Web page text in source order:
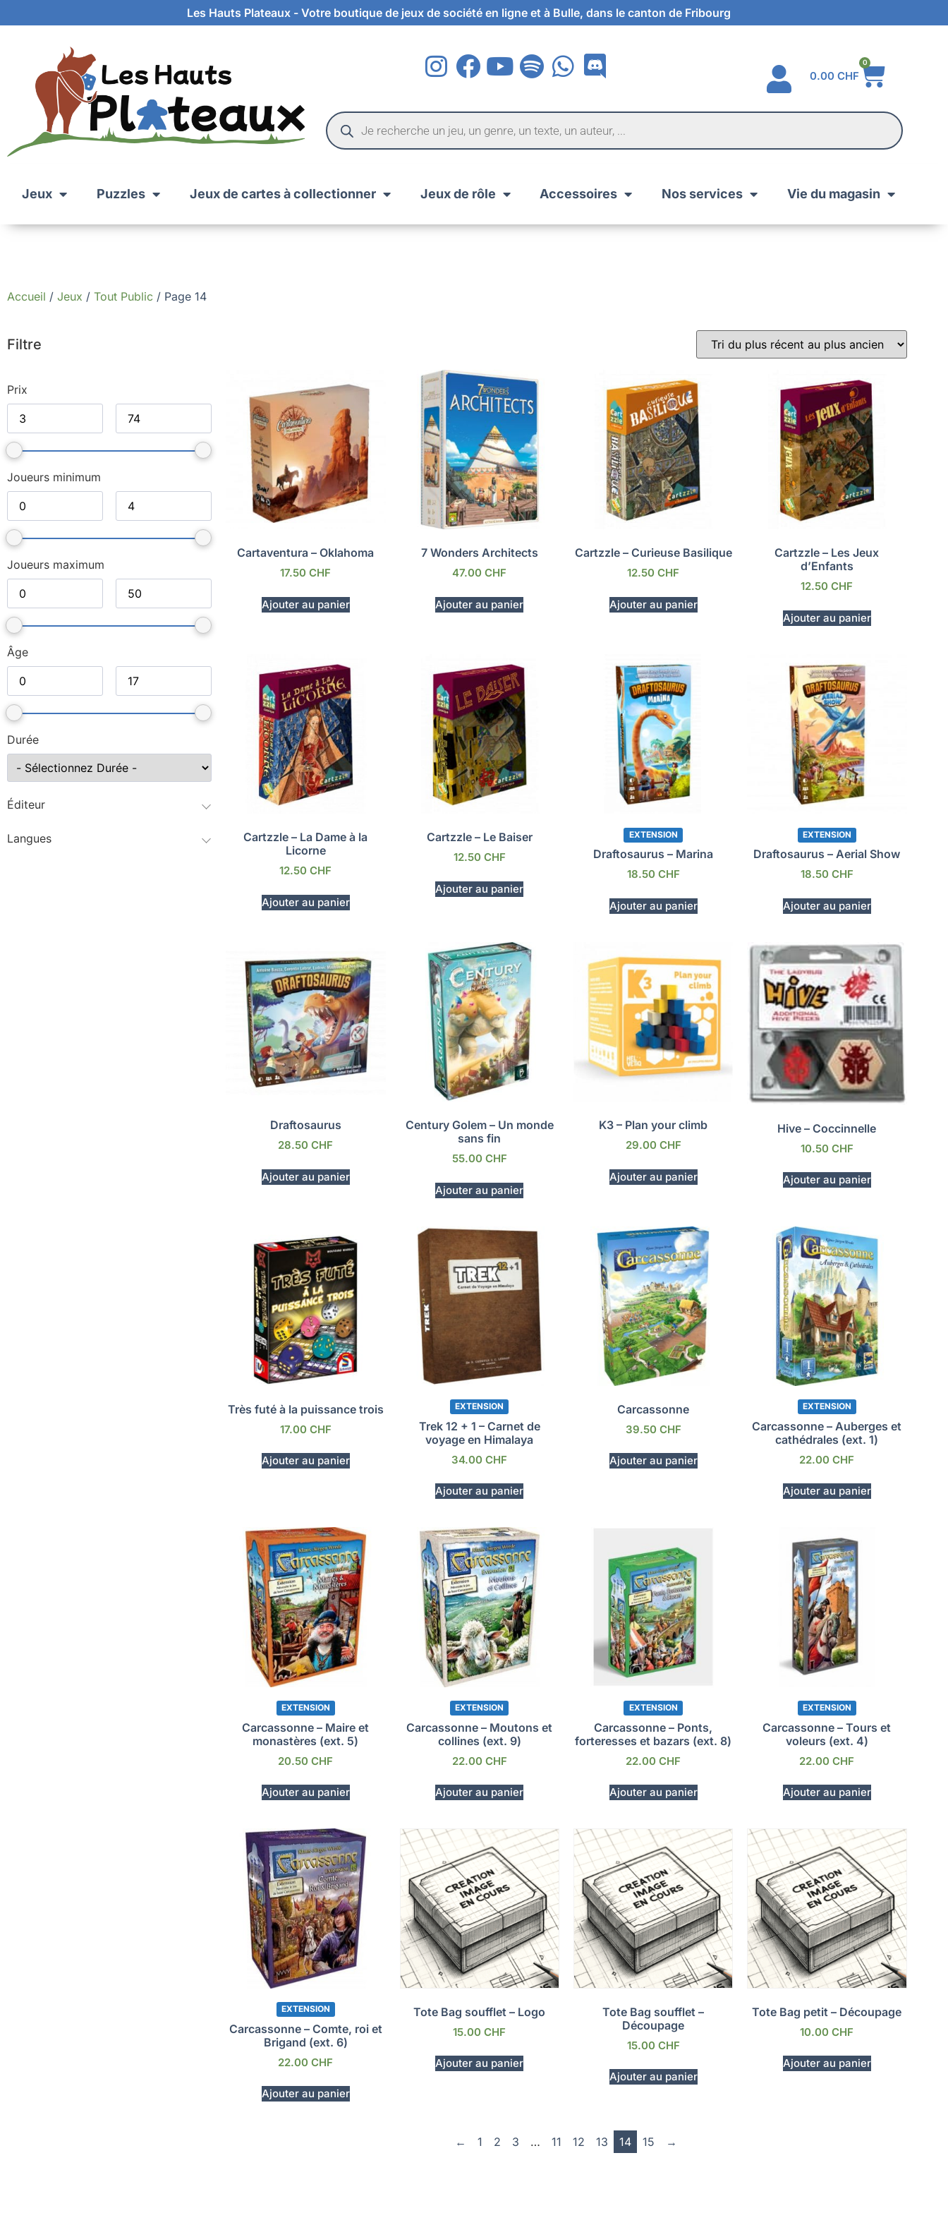
Les Hauts Plateaux - Votre boutique de jeux de société en ligne et à Bulle, dans le canton de Fribourg
0.00 CHF
0
Jeux Puzzles Jeux de cartes à collectionner Jeux de rôle Accessoires Nos services Vie du magasin
Accueil / Jeux / Tout Public / Page 14
Filtre
Prix
Joueurs minimum
Joueurs maximum
Âge
Durée
Éditeur
Langues
Cartaventura – Oklahoma
17.50CHF
Ajouter au panier
7 Wonders Architects
47.00CHF
Ajouter au panier
Cartzzle – Curieuse Basilique
12.50CHF
Ajouter au panier
Cartzzle – Les Jeux
d’Enfants
12.50CHF
Ajouter au panier
Cartzzle – La Dame à la
Licorne
12.50CHF
Ajouter au panier
Cartzzle – Le Baiser
12.50 CHF
Ajouter au panier
EXTENSION
Draftosaurus – Marina
18.50 CHF
Ajouter au panier
EXTENSION
Draftosaurus – Aerial Show
18.50 CHF
Ajouter au panier
Draftosaurus
28.50CHF
Ajouter au panier
Century Golem – Un monde
sans fin
55.00 CHF
Ajouter au panier
K3 – Plan your climb
29.00 CHF
Ajouter au panier
Hive – Coccinnelle
10.50 CHF
Ajouter au panier
Très futé à la puissance trois
17.00 CHF
Ajouter au panier
EXTENSION
Trek 12 + 1 – Carnet de
voyage en Himalaya
34.00CHF
Ajouter au panier
Carcassonne
39.50 CHF
Ajouter au panier
EXTENSION
Carcassonne – Auberges et
cathédrales (ext. 1)
22.00CHF
Ajouter au panier
EXTENSION
Carcassonne – Maire et
monastères (ext. 5)
20.50CHF
Ajouter au panier
EXTENSION
Carcassonne – Moutons et
collines (ext. 9)
22.00 CHF
Ajouter au panier
EXTENSION
Carcassonne – Ponts,
forteresses et bazars (ext. 8)
22.00CHF
Ajouter au panier
EXTENSION
Carcassonne – Tours et
voleurs (ext. 4)
22.00CHF
Ajouter au panier
EXTENSION
Carcassonne – Comte, roi et
Brigand (ext. 6)
22.00CHF
Ajouter au panier
Tote Bag soufflet – Logo
15.00CHF
Ajouter au panier
Tote Bag soufflet –
Découpage
15.00 CHF
Ajouter au panier
Tote Bag petit – Découpage
10.00CHF
Ajouter au panier
← 1 2 3 … 11 12 13 14 15 →